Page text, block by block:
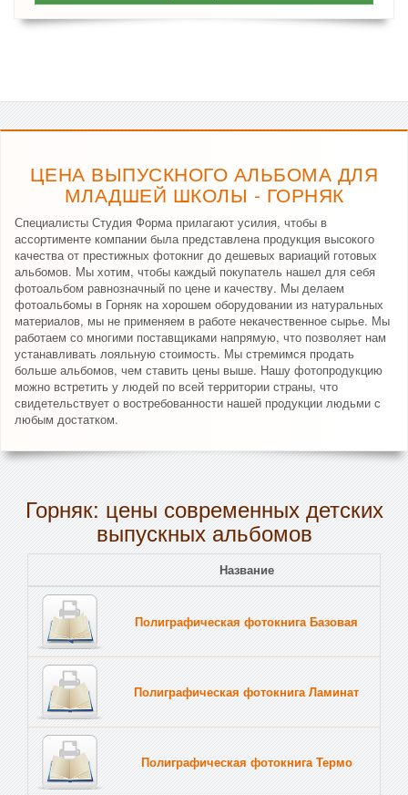
ЦЕНА ВЫПУСКНОГО АЛЬБОМА ДЛЯ
МЛАДШЕЙ ШКОЛЫ - ГОРНЯК
Специалисты Студия Форма прилагают усилия, чтобы в
ассортименте компании была представлена продукция высокого
качества от престижных фотокниг до дешевых вариаций готовых
альбомов. Мы хотим, чтобы каждый покупатель нашел для себя
фотоальбом равнозначный по цене и качеству. Мы делаем
фотоальбомы в Горняк на хорошем оборудовании из натуральных
материалов, мы не применяем в работе некачественное сырье. Мы
работаем со многими поставщиками напрямую, что позволяет нам
устанавливать лояльную стоимость. Мы стремимся продать
больше альбомов, чем ставить цены выше. Нашу фотопродукцию
можно встретить у людей по всей территории страны, что
свидетельствует о востребованности нашей продукции людьми с
любым достатком.
Горняк: цены современных детских
выпускных альбомов
Название
Полиграфическая фотокнига Базовая
Полиграфическая фотокнига Ламинат
Полиграфическая фотокнига Термо